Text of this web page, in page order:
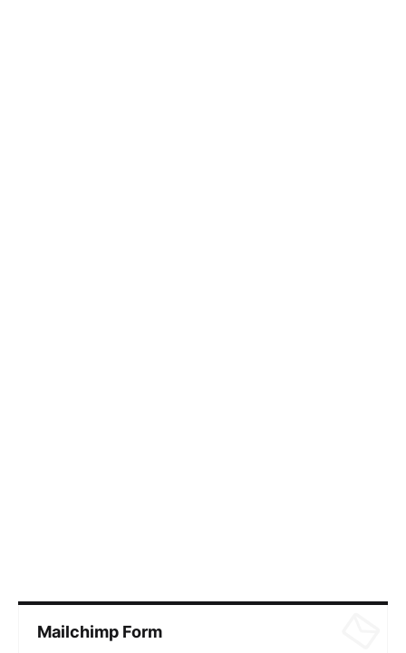
Mailchimp Form